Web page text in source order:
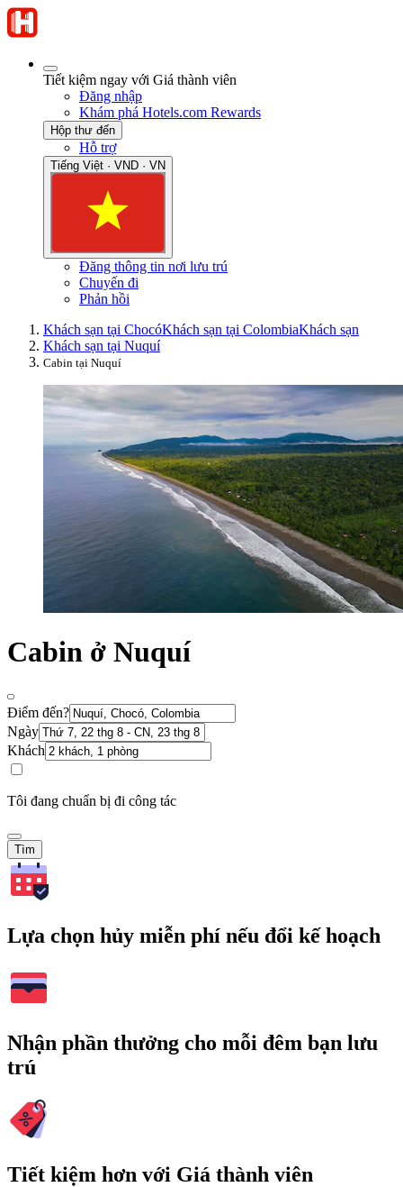
Tiết kiệm ngay với Giá thành viên
Đăng nhập
Khám phá Hotels.com Rewards
Hộp thư đến
Hỗ trợ
Tiếng Việt · VND · VN
Đăng thông tin nơi lưu trú
Chuyến đi
Phản hồi
Khách sạn tại ChocóKhách sạn tại ColombiaKhách sạn
Khách sạn tại Nuquí
Cabin tại Nuquí
Cabin ở Nuquí
Điểm đến?
Ngày
Khách
Tôi đang chuẩn bị đi công tác
Tìm
Lựa chọn hủy miễn phí nếu đổi kế hoạch
Nhận phần thưởng cho mỗi đêm bạn lưu
trú
Tiết kiệm hơn với Giá thành viên